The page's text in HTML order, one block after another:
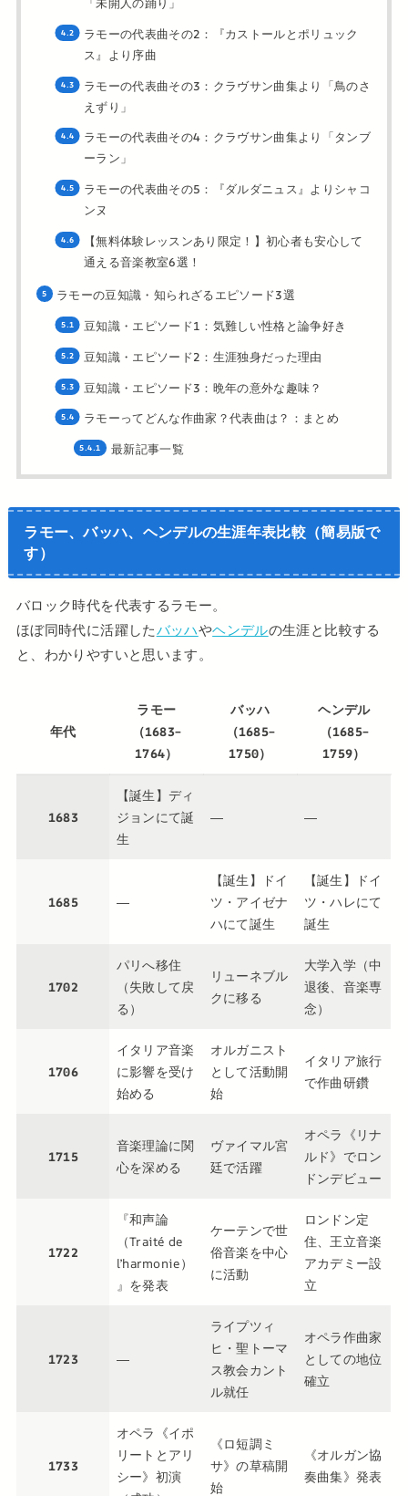
ラモーの代表曲その2：『カストールとポリュック
ス』より序曲
ラモーの代表曲その3：クラヴサン曲集より「鳥のさ
えずり」
ラモーの代表曲その4：クラヴサン曲集より「タンブ
ーラン」
ラモーの代表曲その5：『ダルダニュス』よりシャコ
ンヌ
【無料体験レッスンあり限定！】初心者も安心して
通える音楽教室6選！
ラモーの豆知識・知られざるエピソード3選
豆知識・エピソード1：気難しい性格と論争好き
豆知識・エピソード2：生涯独身だった理由
豆知識・エピソード3：晩年の意外な趣味？
ラモーってどんな作曲家？代表曲は？：まとめ
最新記事一覧
ラモー、バッハ、ヘンデルの生涯年表比較（簡易版で
す）
バロック時代を代表するラモー。
ほぼ同時代に活躍したバッハやヘンデルの生涯と比較する
と、わかりやすいと思います。
年代
ラモー
（1683–
1764）
バッハ
（1685–
1750）
ヘンデル
（1685–
1759）
1683
【誕生】ディ
ジョンにて誕
生
― ―
1685 ―
【誕生】ドイ
ツ・アイゼナ
ハにて誕生
【誕生】ドイ
ツ・ハレにて
誕生
1702
パリへ移住
（失敗して戻
る）
リューネブル
クに移る
大学入学（中
退後、音楽専
念）
1706
イタリア音楽
に影響を受け
始める
オルガニスト
として活動開
始
イタリア旅行
で作曲研鑽
1715
音楽理論に関
心を深める
ヴァイマル宮
廷で活躍
オペラ《リナ
ルド》でロン
ドンデビュー
1722
『和声論
（Traité de
l’harmonie）
』を発表
ケーテンで世
俗音楽を中心
に活動
ロンドン定
住、王立音楽
アカデミー設
立
1723 ―
ライプツィ
ヒ・聖トーマ
ス教会カント
ル就任
オペラ作曲家
としての地位
確立
1733
オペラ《イポ
リートとアリ
シー》初演
《ロ短調ミ
サ》の草稿開
始
《オルガン協
奏曲集》発表